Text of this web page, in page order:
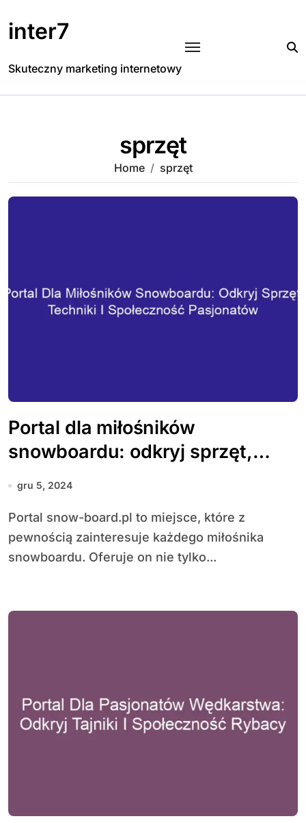
to
content
inter7
Skuteczny marketing internetowy
sprzęt
Home sprzęt
Portal dla miłośników
snowboardu: odkryj sprzęt,
techniki i społeczność
gru 5, 2024
Portal snow-board.pl to miejsce, które z
pewnością zainteresuje każdego miłośnika
snowboardu. Oferuje on nie tylko...